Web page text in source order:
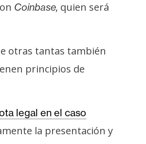
Coinbase, quien será
otras tantas también
principios de
legal en el caso
la presentación y